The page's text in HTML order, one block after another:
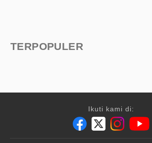
TERPOPULER
Ikuti kami di: